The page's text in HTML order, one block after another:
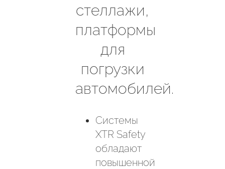
стеллажи,
платформы
для
погрузки
автомобилей.
Системы
XTR Safety
обладают
повышенной